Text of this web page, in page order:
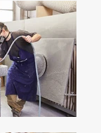
Schlafen,
&
Türen &
& Garten,